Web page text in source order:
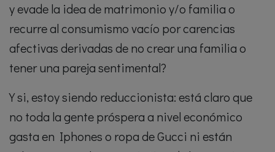
y evade la idea de matrimonio y/o familia o
recurre al consumismo vacío por carencias
afectivas derivadas de no crear una familia o
tener una pareja sentimental?
Y si, estoy siendo reduccionista: está claro que
no toda la gente próspera a nivel económico
gasta en Iphones o ropa de Gucci ni están